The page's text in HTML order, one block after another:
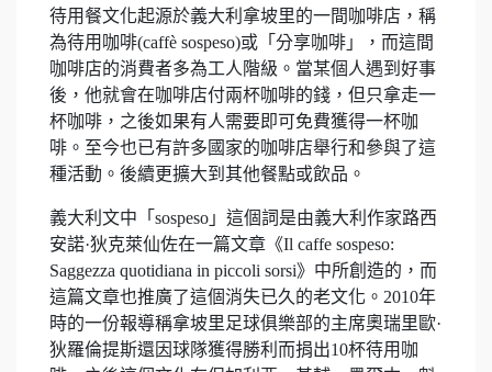
待用餐文化起源於義大利拿坡里的一間咖啡店，稱
為待用咖啡(caffè sospeso)或「分享咖啡」，而這間
咖啡店的消費者多為工人階級。當某個人遇到好事
後，他就會在咖啡店付兩杯咖啡的錢，但只拿走一
杯咖啡，之後如果有人需要即可免費獲得一杯咖
啡。至今也已有許多國家的咖啡店舉行和參與了這
種活動。後續更擴大到其他餐點或飲品。
義大利文中「sospeso」這個詞是由義大利作家路西
安諾·狄克萊仙佐在一篇文章《Il caffe sospeso:
Saggezza quotidiana in piccoli sorsi》中所創造的，而
這篇文章也推廣了這個消失已久的老文化。2010年
時的一份報導稱拿坡里足球俱樂部的主席奧瑞里歐·
狄羅倫提斯還因球隊獲得勝利而捐出10杯待用咖